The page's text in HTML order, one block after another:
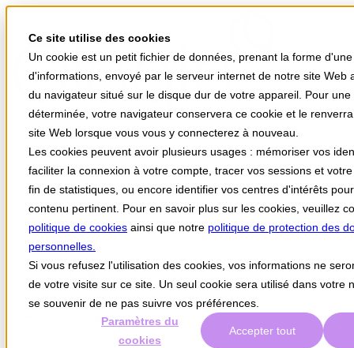
Ce site utilise des cookies
Un cookie est un petit fichier de données, prenant la forme
d'informations, envoyé par le serveur internet de notre site Web
du navigateur situé sur le disque dur de votre appareil. Pour une
déterminée, votre navigateur conservera ce cookie et le
site Web lorsque vous vous y connecterez à nouveau.
Les cookies peuvent avoir plusieurs usages : mémoriser vos
faciliter la connexion à votre compte, tracer vos sessions et
fin de statistiques, ou encore identifier vos centres d'intérêts
contenu pertinent. Pour en savoir plus sur les cookies, veuillez
politique de cookies ainsi que notre politique de protection des
personnelles.
Si vous refusez l'utilisation des cookies, vos informations ne
de votre visite sur ce site. Un seul cookie sera utilisé dans votre
se souvenir de ne pas suivre vos préférences.
Paramètres du
cookies
Accepter tout
Votre univers Stellair
Vos besoins
Actualités
A propos
Support
Stellair Médecin
Stellair Infirmier
Stellair Hôpital public
Stellair Clinique
Stellair Officine
Stellair Labo
Stellair Paramédical